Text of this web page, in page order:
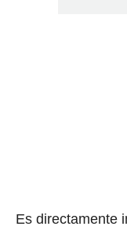
Es directamente